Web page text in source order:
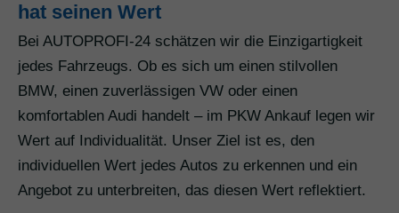
hat seinen Wert
Bei AUTOPROFI-24 schätzen wir die Einzigartigkeit
jedes Fahrzeugs. Ob es sich um einen stilvollen
BMW, einen zuverlässigen VW oder einen
komfortablen Audi handelt – im PKW Ankauf legen wir
Wert auf Individualität. Unser Ziel ist es, den
individuellen Wert jedes Autos zu erkennen und ein
Angebot zu unterbreiten, das diesen Wert reflektiert.